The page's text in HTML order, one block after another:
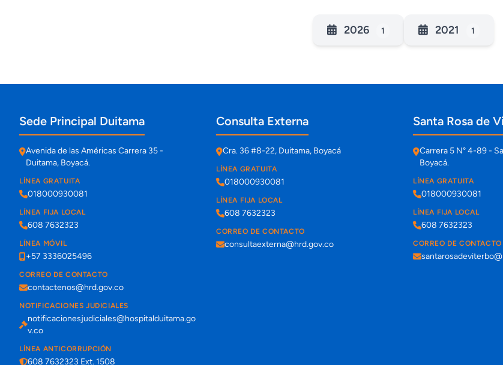
2026 1 2021 1
Información de contacto y sedes
Sede Principal Duitama
Avenida de las Américas Carrera 35 -
Duitama, Boyacá.
LÍNEA GRATUITA
018000930081
LÍNEA FIJA LOCAL
608 7632323
LÍNEA MÓVIL
+57 3336025496
CORREO DE CONTACTO
contactenos@hrd.gov.co
NOTIFICACIONES JUDICIALES
notificacionesjudiciales@hospitalduitama.go
v.co
LÍNEA ANTICORRUPCIÓN
608 7632323 Ext. 1508
Consulta Externa
Cra. 36 #8-22, Duitama, Boyacá
LÍNEA GRATUITA
018000930081
LÍNEA FIJA LOCAL
608 7632323
CORREO DE CONTACTO
consultaexterna@hrd.gov.co
Santa Rosa de
Carrera 5 N° 4-89 -
Boyacá.
LÍNEA GRATUITA
018000930081
LÍNEA FIJA LOCAL
608 7632323
CORREO DE CONTACTO